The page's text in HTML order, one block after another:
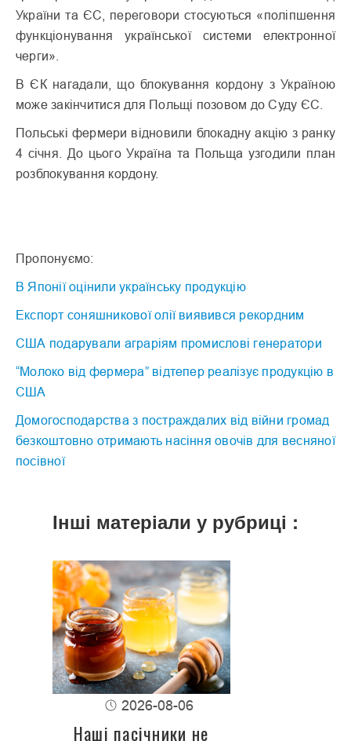
України та ЄС, переговори стосуються «поліпшення
функціонування української системи електронної
черги».
В ЄК нагадали, що блокування кордону з Україною
може закінчитися для Польщі позовом до Суду ЄС.
Польські фермери відновили блокадну акцію з ранку
4 січня. До цього Україна та Польща узгодили план
розблокування кордону.
Пропонуємо:
В Японії оцінили українську продукцію
Експорт соняшникової олії виявився рекордним
США подарували аграріям промислові генератори
“Молоко від фермера” відтепер реалізує продукцію в
США
Домогосподарства з постраждалих від війни громад
безкоштовно отримають насіння овочів для весняної
посівної
Інші матеріали у рубриці :
2026-08-06
Наші пасічники не